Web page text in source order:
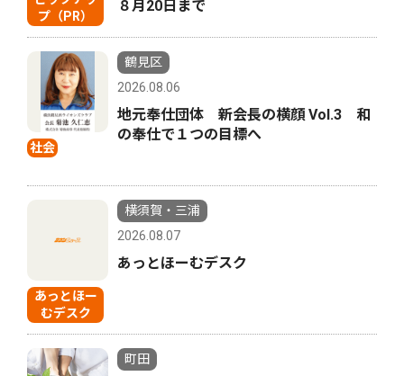
プ（PR）
８月20日まで
社会
鶴見区
2026.08.06
地元奉仕団体 新会長の横顔 Vol.3 和
の奉仕で１つの目標へ
あっとほー
むデスク
横須賀・三浦
2026.08.07
あっとほーむデスク
町田